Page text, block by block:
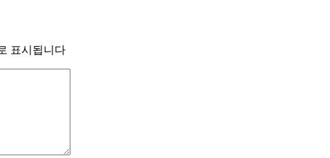
표시됩니다